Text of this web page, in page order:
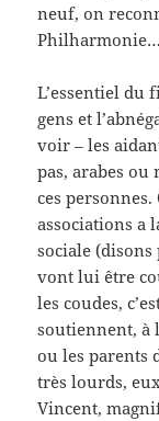
neuf, on
Philharmonie…
L’essentiel du
gens et
voir – les
pas, arabes ou
ces
associations a
sociale
vont lui être
les coudes,
soutiennent, à
ou les parents
très lourds,
Vincent,